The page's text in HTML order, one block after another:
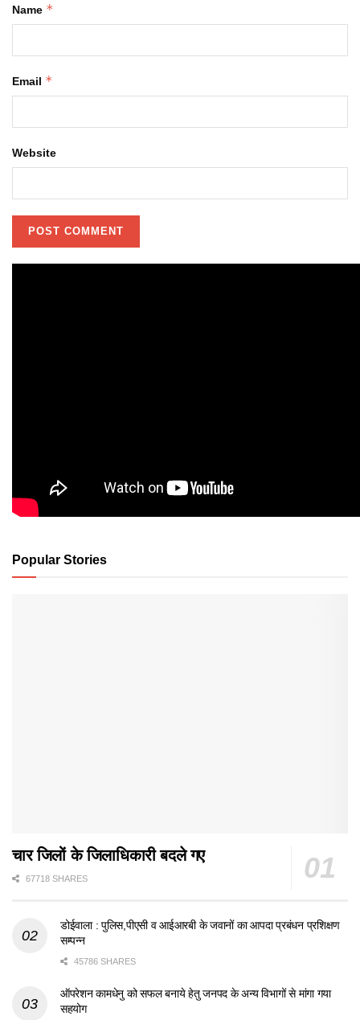
Name *
Email *
Website
Popular Stories
चार जिलों के जिलाधिकारी बदले गए
67718 SHARES
डोईवाला : पुलिस,पीएसी व आईआरबी के जवानों का आपदा प्रबंधन प्रशिक्षण
सम्पन्न
45786 SHARES
ऑपरेशन कामधेनु को सफल बनाये हेतु जनपद के अन्य विभागों से मांगा गया
सहयोग